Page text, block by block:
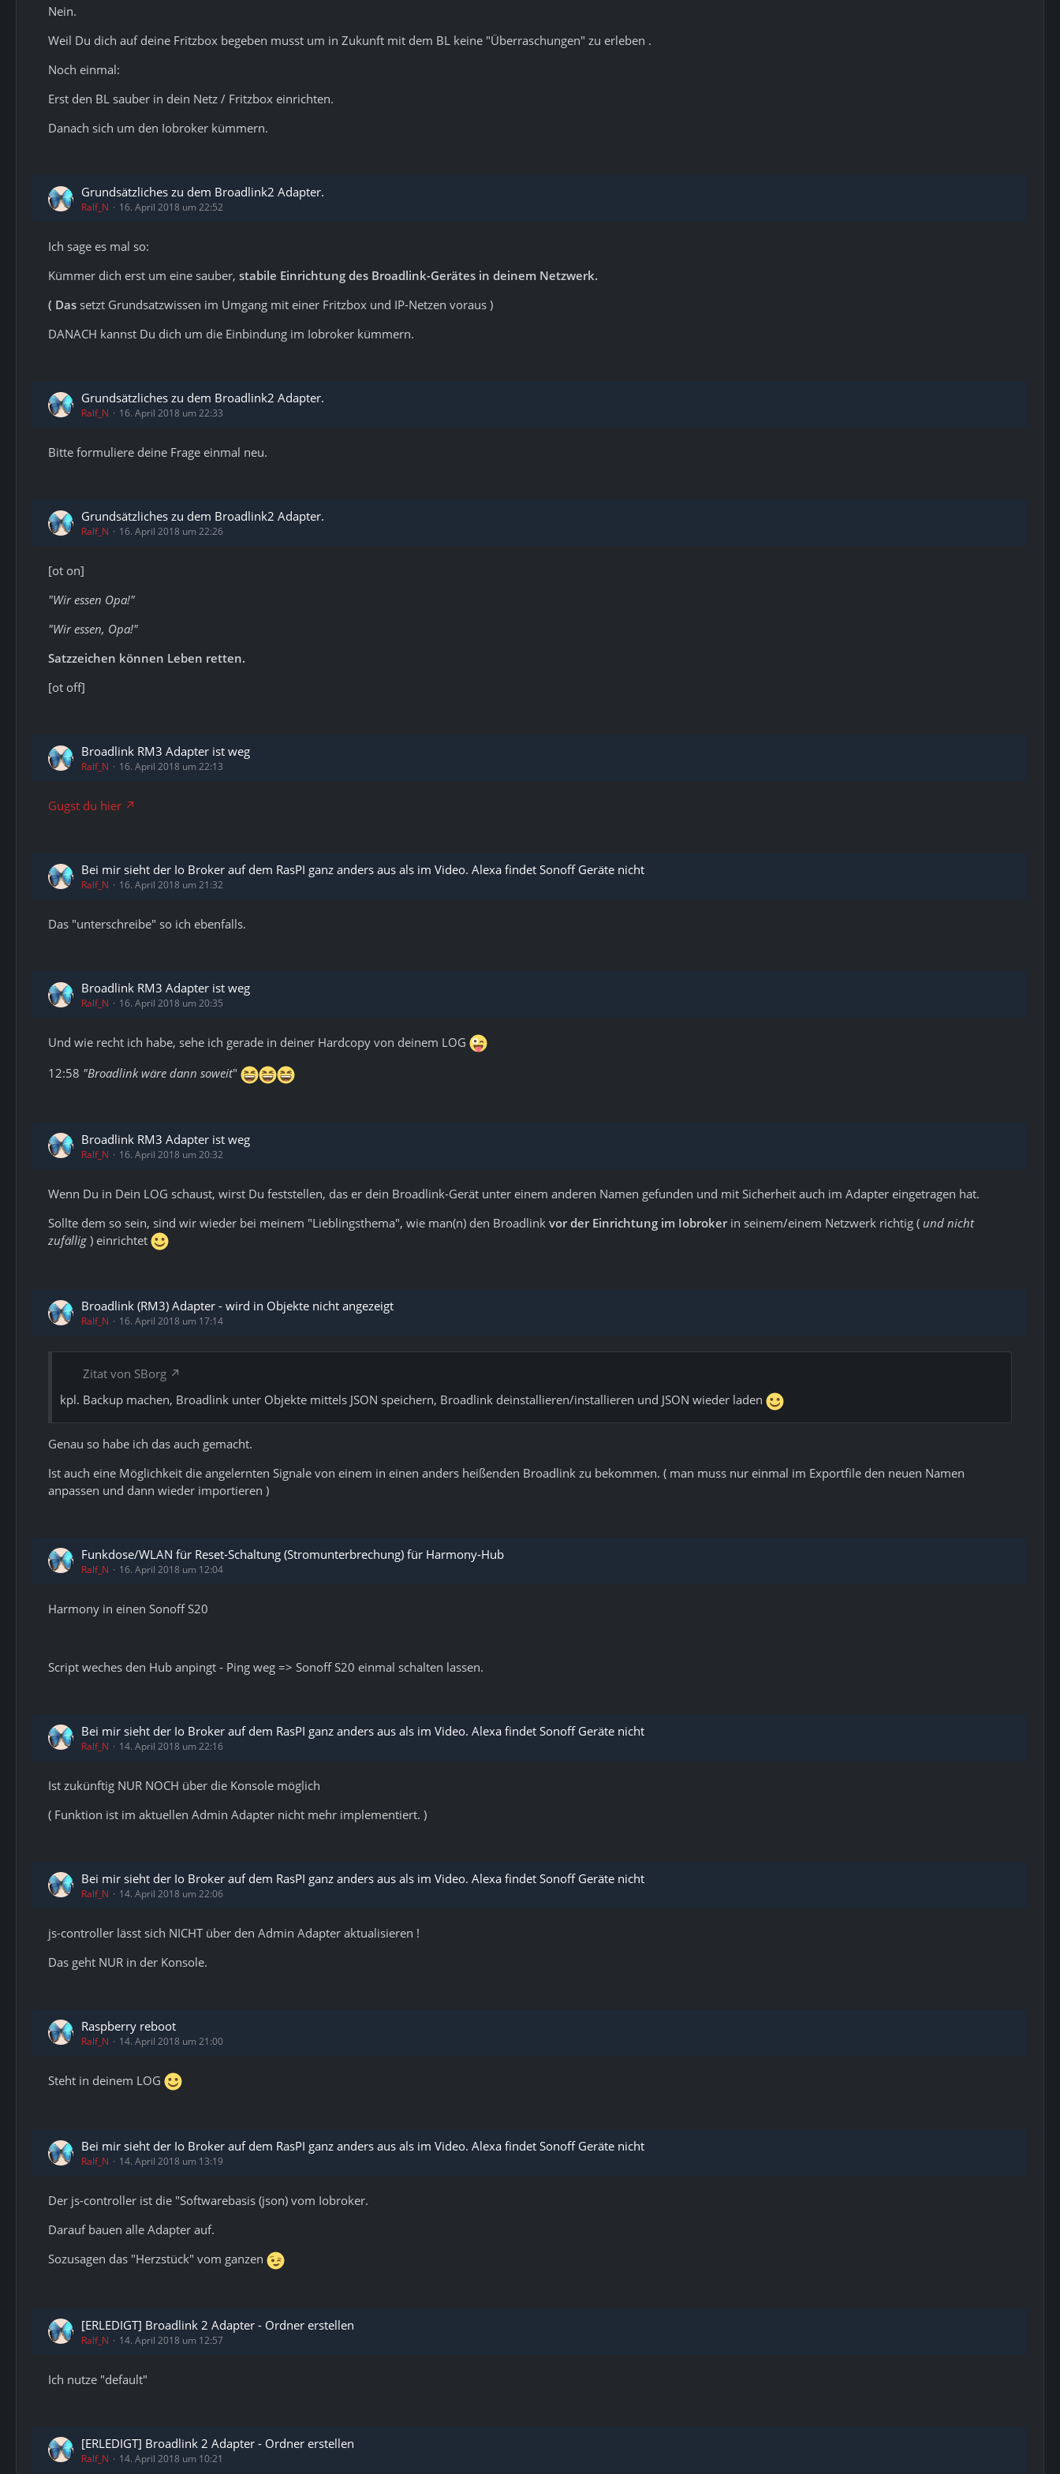
Nein.
Weil Du dich auf deine Fritzbox begeben musst um in Zukunft mit dem BL keine "Überraschungen" zu erleben .
Noch einmal:
Erst den BL sauber in dein Netz / Fritzbox einrichten.
Danach sich um den Iobroker kümmern.
Grundsätzliches zu dem Broadlink2 Adapter.
Ralf_N 16. April 2018 um 22:52
Ich sage es mal so:
Kümmer dich erst um eine sauber, stabile Einrichtung des Broadlink-Gerätes in deinem Netzwerk.
( Das setzt Grundsatzwissen im Umgang mit einer Fritzbox und IP-Netzen voraus )
DANACH kannst Du dich um die Einbindung im Iobroker kümmern.
Grundsätzliches zu dem Broadlink2 Adapter.
Ralf_N 16. April 2018 um 22:33
Bitte formuliere deine Frage einmal neu.
Grundsätzliches zu dem Broadlink2 Adapter.
Ralf_N 16. April 2018 um 22:26
[ot on]
"Wir essen Opa!"
"Wir essen, Opa!"
Satzzeichen können Leben retten.
[ot off]
Broadlink RM3 Adapter ist weg
Ralf_N 16. April 2018 um 22:13
Gugst du hier
Bei mir sieht der Io Broker auf dem RasPI ganz anders aus als im Video. Alexa findet Sonoff Geräte nicht
Ralf_N 16. April 2018 um 21:32
Das "unterschreibe" so ich ebenfalls.
Broadlink RM3 Adapter ist weg
Ralf_N 16. April 2018 um 20:35
Und wie recht ich habe, sehe ich gerade in deiner Hardcopy von deinem LOG
12:58 "Broadlink wäre dann soweit"
Broadlink RM3 Adapter ist weg
Ralf_N 16. April 2018 um 20:32
Wenn Du in Dein LOG schaust, wirst Du feststellen, das er dein Broadlink-Gerät unter einem anderen Namen gefunden und mit Sicherheit auch im Adapter eingetragen hat.
Sollte dem so sein, sind wir wieder bei meinem "Lieblingsthema", wie man(n) den Broadlink vor der Einrichtung im Iobrokerin seinem/einem Netzwerk richtig ( und nicht
zufällig ) einrichtet
Broadlink (RM3) Adapter - wird in Objekte nicht angezeigt
Ralf_N 16. April 2018 um 17:14
Zitat von SBorg
kpl. Backup machen, Broadlink unter Objekte mittels JSON speichern, Broadlink deinstallieren/installieren und JSON wieder laden
Genau so habe ich das auch gemacht.
Ist auch eine Möglichkeit die angelernten Signale von einem in einen anders heißenden Broadlink zu bekommen. ( man muss nur einmal im Exportfile den neuen Namen
anpassen und dann wieder importieren )
Funkdose/WLAN für Reset-Schaltung (Stromunterbrechung) für Harmony-Hub
Ralf_N 16. April 2018 um 12:04
Harmony in einen Sonoff S20
Script weches den Hub anpingt - Ping weg => Sonoff S20 einmal schalten lassen.
Bei mir sieht der Io Broker auf dem RasPI ganz anders aus als im Video. Alexa findet Sonoff Geräte nicht
Ralf_N 14. April 2018 um 22:16
Ist zukünftig NUR NOCH über die Konsole möglich
( Funktion ist im aktuellen Admin Adapter nicht mehr implementiert. )
Bei mir sieht der Io Broker auf dem RasPI ganz anders aus als im Video. Alexa findet Sonoff Geräte nicht
Ralf_N 14. April 2018 um 22:06
js-controller lässt sich NICHT über den Admin Adapter aktualisieren !
Das geht NUR in der Konsole.
Raspberry reboot
Ralf_N 14. April 2018 um 21:00
Steht in deinem LOG
Bei mir sieht der Io Broker auf dem RasPI ganz anders aus als im Video. Alexa findet Sonoff Geräte nicht
Ralf_N 14. April 2018 um 13:19
Der js-controller ist die "Softwarebasis (json) vom Iobroker.
Darauf bauen alle Adapter auf.
Sozusagen das "Herzstück" vom ganzen
[ERLEDIGT] Broadlink 2 Adapter - Ordner erstellen
Ralf_N 14. April 2018 um 12:57
Ich nutze "default"
[ERLEDIGT] Broadlink 2 Adapter - Ordner erstellen
Ralf_N 14. April 2018 um 10:21